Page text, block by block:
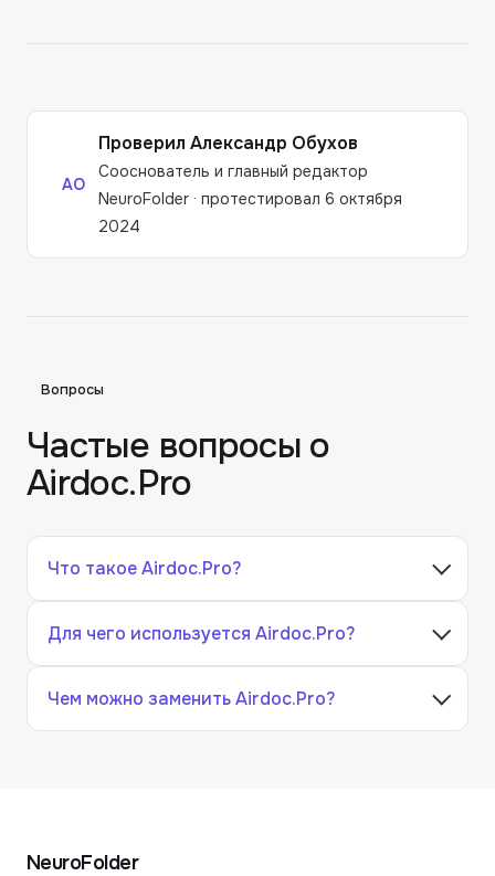
АО
Проверил Александр Обухов
Сооснователь и главный редактор
NeuroFolder · протестировал 6 октября
2024
Вопросы
Частые вопросы о
Airdoc.Pro
Что такое Airdoc.Pro?
Для чего используется Airdoc.Pro?
Чем можно заменить Airdoc.Pro?
NeuroFolder